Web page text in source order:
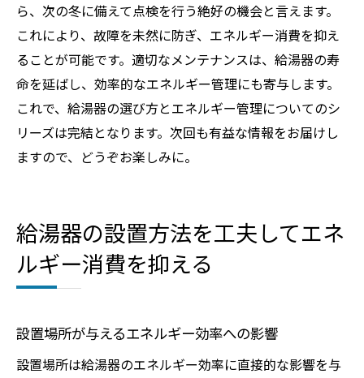
ら、次の冬に備えて点検を行う絶好の機会と言えます。
これにより、故障を未然に防ぎ、エネルギー消費を抑え
ることが可能です。適切なメンテナンスは、給湯器の寿
命を延ばし、効率的なエネルギー管理にも寄与します。
これで、給湯器の選び方とエネルギー管理についてのシ
リーズは完結となります。次回も有益な情報をお届けし
ますので、どうぞお楽しみに。
給湯器の設置方法を工夫してエネ
ルギー消費を抑える
設置場所が与えるエネルギー効率への影響
設置場所は給湯器のエネルギー効率に直接的な影響を与